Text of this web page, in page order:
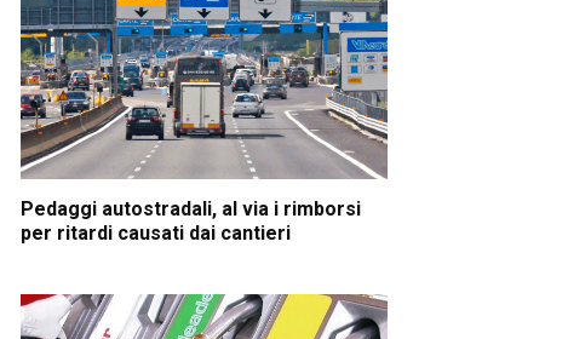
Pedaggi autostradali, al via i rimborsi
per ritardi causati dai cantieri